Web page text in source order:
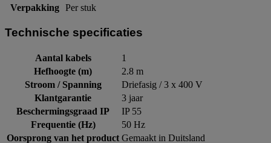
Verpakking Per stuk
Technische specificaties
Aantal kabels
1
Hefhoogte (m)
2.8 m
Stroom / Spanning
Driefasig / 3 x 400 V
Klantgarantie
3 jaar
Beschermingsgraad IP
IP 55
Frequentie (Hz)
50 Hz
Oorsprong van het product Gemaakt in Duitsland